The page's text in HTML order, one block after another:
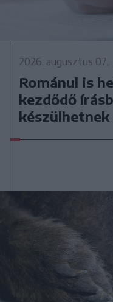
2026. augusztus
Románul is
kezdődő